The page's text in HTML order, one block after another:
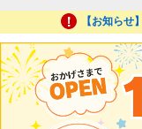
【お知らせ